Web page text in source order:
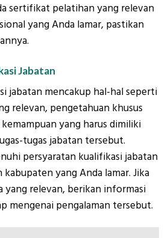
sertifikat pelatihan yang relevan
yang Anda lamar, pastikan
Jabatan
jabatan mencakup hal-hal seperti
relevan, pengetahuan khusus
yang harus dimiliki
tugas jabatan tersebut.
persyaratan kualifikasi jabatan
yang Anda lamar. Jika
yang relevan, berikan informasi
mengenai pengalaman tersebut.